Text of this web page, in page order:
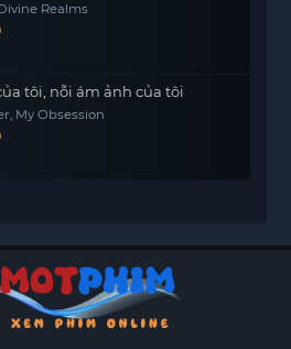
Realms
tôi, nỗi ám ảnh của tôi
My Obsession